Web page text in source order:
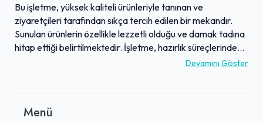
Bu işletme, yüksek kaliteli ürünleriyle tanınan ve
ziyaretçileri tarafından sıkça tercih edilen bir mekandır.
Sunulan ürünlerin özellikle lezzetli olduğu ve damak tadına
hitap ettiği belirtilmektedir. İşletme, hazırlık süreçlerinde
gösterdiği "temiz işçilik" ile hijyen ve titizliğe verdiği önemi
güvenilirliği ile tavsiye edilen adreslerden biri olarak öne
Devamını Göster
Menü